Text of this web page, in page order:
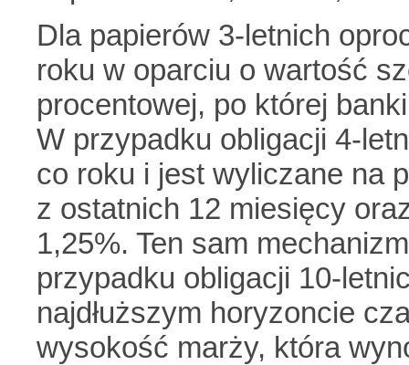
Dla papierów 3-letnich
roku w oparciu o wartość
procentowej, po której
W przypadku obligacji 4-
co roku i jest wyliczane na
z ostatnich 12 miesięcy
1,25%. Ten sam
przypadku obligacji 10-
najdłuższym horyzoncie
wysokość marży, która